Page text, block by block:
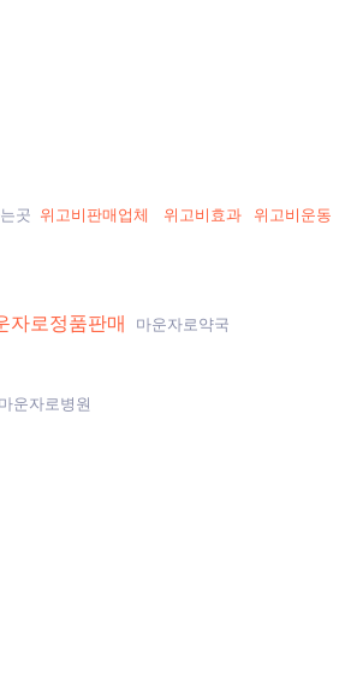
곳 위고비판매업체 위고비효과
위고비운동
자로정품판매 마운자로약국
마운자로병원